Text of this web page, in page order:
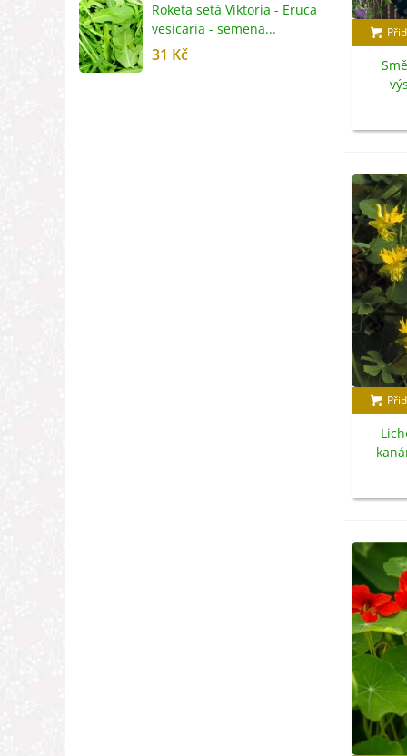
Roketa setá Viktoria - Eruca
vesicaria - semena...
31 Kč